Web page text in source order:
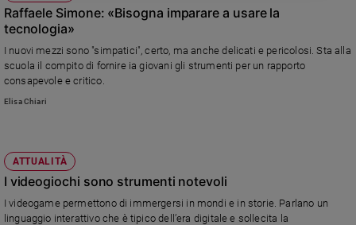
Raffaele Simone: «Bisogna imparare a usare la
tecnologia»
I nuovi mezzi sono "simpatici", certo, ma anche delicati e pericolosi. Sta alla
scuola il compito di fornire ia giovani gli strumenti per un rapporto
consapevole e critico.
Elisa Chiari
ATTUALITÀ
I videogiochi sono strumenti notevoli
I videogame permettono di immergersi in mondi e in storie. Parlano un
linguaggio interattivo che è tipico dell’era digitale e sollecita la